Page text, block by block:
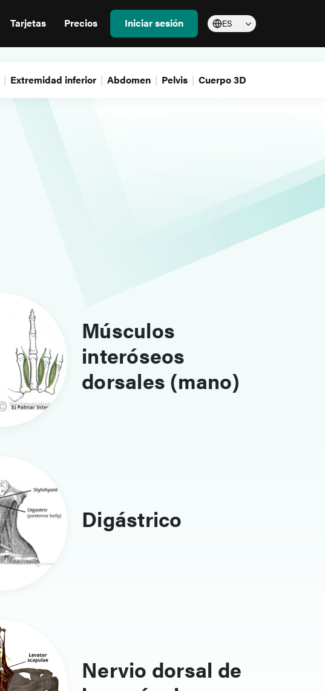
Tarjetas Precios Iniciar sesión ES
Extremidad inferior Abdomen Pelvis Cuerpo 3D
Músculos
interóseos
dorsales (mano)
Digástrico
Nervio dorsal de